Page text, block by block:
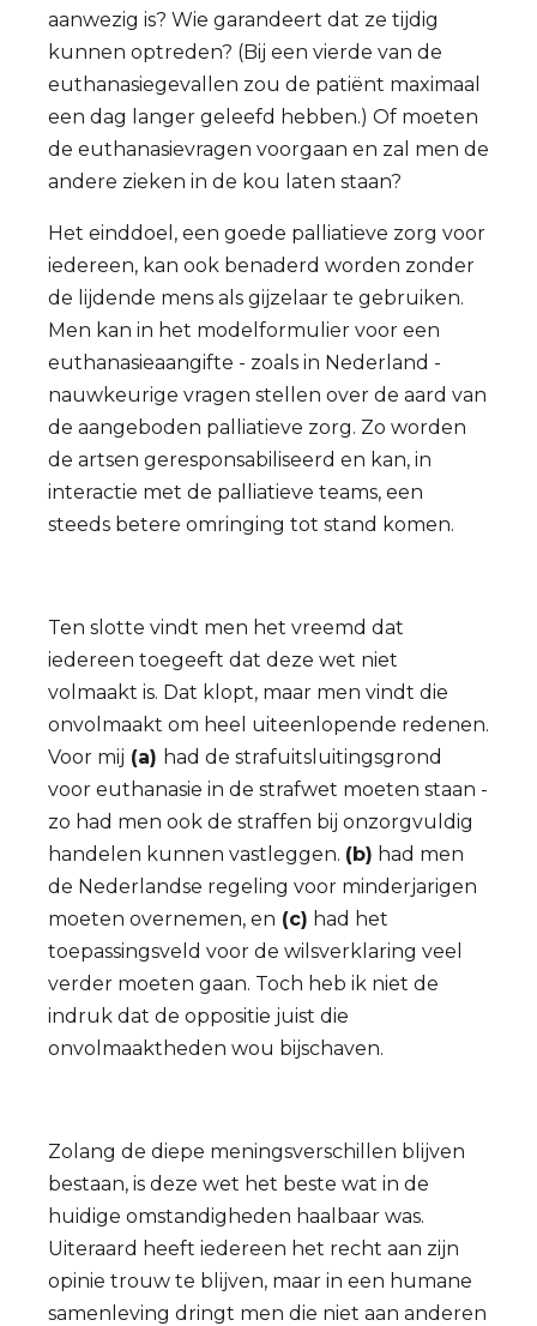
aanwezig is? Wie garandeert dat ze tijdig
kunnen optreden? (Bij een vierde van de
euthanasiegevallen zou de patiënt maximaal
een dag langer geleefd hebben.) Of moeten
de euthanasievragen voorgaan en zal men de
andere zieken in de kou laten staan?
Het einddoel, een goede palliatieve zorg voor
iedereen, kan ook benaderd worden zonder
de lijdende mens als gijzelaar te gebruiken.
Men kan in het modelformulier voor een
euthanasieaangifte - zoals in Nederland -
nauwkeurige vragen stellen over de aard van
de aangeboden palliatieve zorg. Zo worden
de artsen geresponsabiliseerd en kan, in
interactie met de palliatieve teams, een
steeds betere omringing tot stand komen.
Ten slotte vindt men het vreemd dat
iedereen toegeeft dat deze wet niet
volmaakt is. Dat klopt, maar men vindt die
onvolmaakt om heel uiteenlopende redenen.
Voor mij (a) had de strafuitsluitingsgrond
voor euthanasie in de strafwet moeten staan -
zo had men ook de straffen bij onzorgvuldig
handelen kunnen vastleggen. (b) had men
de Nederlandse regeling voor minderjarigen
moeten overnemen, en (c) had het
toepassingsveld voor de wilsverklaring veel
verder moeten gaan. Toch heb ik niet de
indruk dat de oppositie juist die
onvolmaaktheden wou bijschaven.
Zolang de diepe meningsverschillen blijven
bestaan, is deze wet het beste wat in de
huidige omstandigheden haalbaar was.
Uiteraard heeft iedereen het recht aan zijn
opinie trouw te blijven, maar in een humane
samenleving dringt men die niet aan anderen